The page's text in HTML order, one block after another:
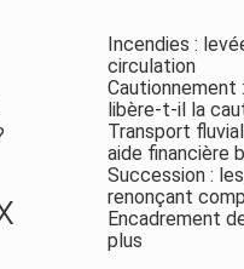
Incendies :
circulation
Cautionnement
libère-t-il la
Transport
aide financière
Succession :
renonçant
Encadrement
plus